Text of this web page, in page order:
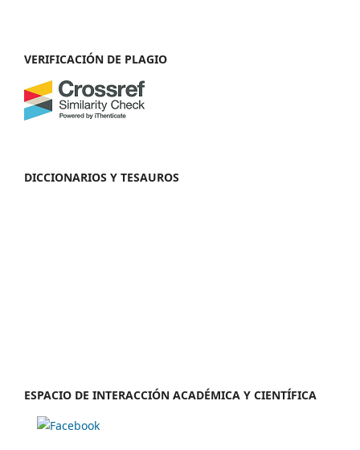
VERIFICACIÓN DE PLAGIO
DICCIONARIOS Y TESAUROS
ESPACIO DE INTERACCIÓN ACADÉMICA Y CIENTÍFICA